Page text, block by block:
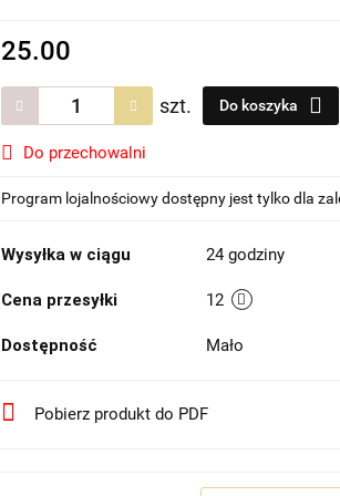
25.00
szt. Do koszyka
Do przechowalni
Program lojalnościowy dostępny jest tylko dla
Wysyłka w ciągu 24 godziny
Cena przesyłki 12
Dostępność Mało
Pobierz produkt do PDF